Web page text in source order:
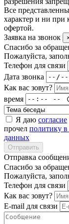
Все
характер и ни при
офертой.
Заявка на звонок
Спасибо за
Пожалуйста,
Телефон для связи
Дата звонка
Как вас зовут?
время
Я даю согласие
прочел политику
данных
Отправить
Отправка
Спасибо за
Пожалуйста,
Телефон для связи
Как вас зовут?
E-mail для связи